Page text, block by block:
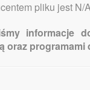
pliku jest N/
informacje
oraz